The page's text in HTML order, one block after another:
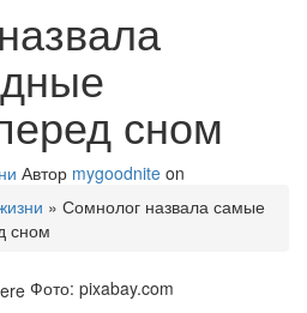
сном
Автор mygoodnite on
» Сомнолог назвала самые
сном
Фото: pixabay.com